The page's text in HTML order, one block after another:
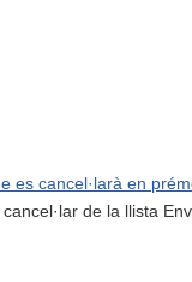
es cancel·larà en
de la llista